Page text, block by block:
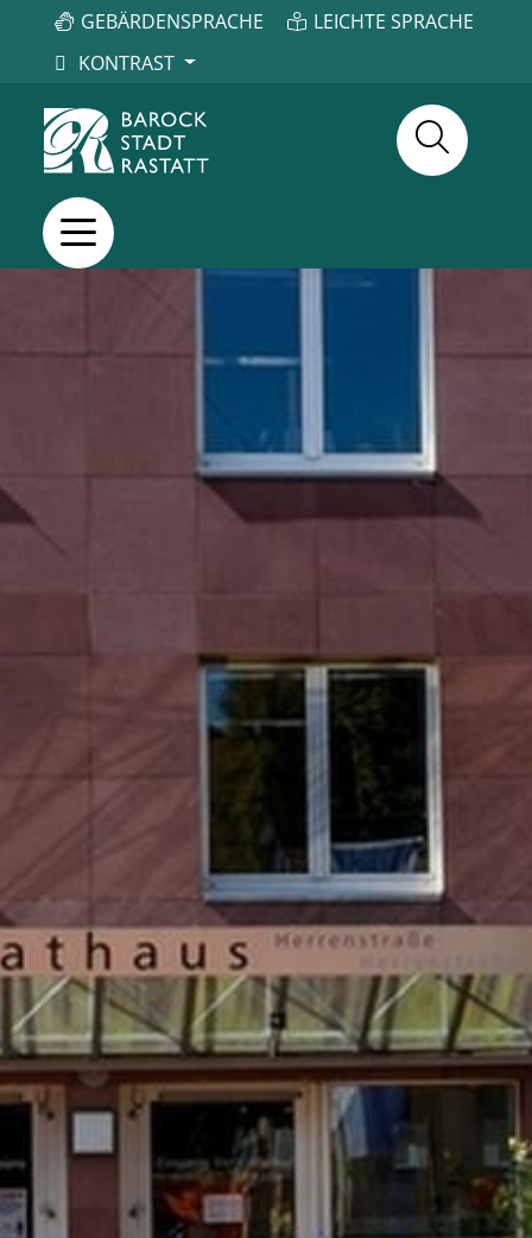
GEBÄRDENSPRACHE
LEICHTE SPRACHE
KONTRAST